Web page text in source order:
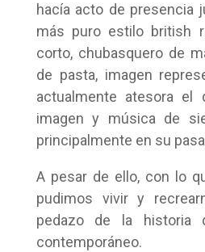
hacía acto de presencia
más puro estilo british
corto, chubasquero de
de pasta, imagen
actualmente atesora el
imagen y música de
principalmente en su
A pesar de ello, con lo
pudimos vivir y
pedazo de la historia
contemporáneo.